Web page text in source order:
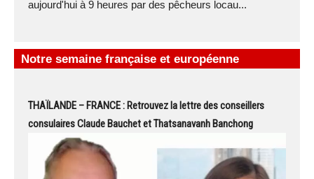
aujourd'hui à 9 heures par des pêcheurs locau...
Notre semaine française et européenne
THAÏLANDE – FRANCE : Retrouvez la lettre des conseillers
consulaires Claude Bauchet et Thatsanavanh Banchong